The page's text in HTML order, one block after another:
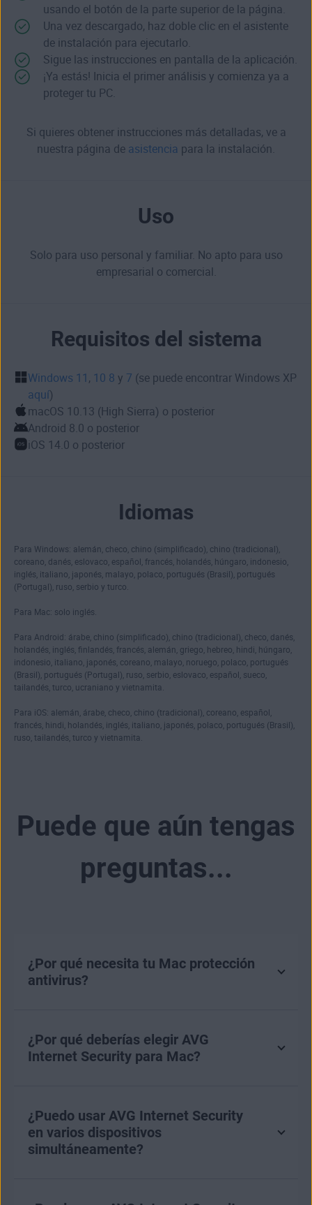
usando el botón de la parte superior de la página.
Una vez descargado, haz doble clic en el asistente
de instalación para ejecutarlo.
Sigue las instrucciones en pantalla de la aplicación.
¡Ya estás! Inicia el primer análisis y comienza ya a
proteger tu PC.
Si quieres obtener instrucciones más detalladas, ve a
nuestra página de asistencia para la instalación.
Uso
Solo para uso personal y familiar. No apto para uso
empresarial o comercial.
Requisitos del sistema
Windows 11 , 10 8 y 7 (se puede encontrar Windows XP
aquí)
macOS 10.13 (High Sierra) o posterior
Android 8.0 o posterior
iOS 14.0 o posterior
Idiomas
Para Windows: alemán, checo, chino (simplificado), chino (tradicional),
coreano, danés, eslovaco, español, francés, holandés, húngaro, indonesio,
inglés, italiano, japonés, malayo, polaco, portugués (Brasil), portugués
(Portugal), ruso, serbio y turco.
Para Mac: solo inglés.
Para Android: árabe, chino (simplificado), chino (tradicional), checo, danés,
holandés, inglés, finlandés, francés, alemán, griego, hebreo, hindi, húngaro,
indonesio, italiano, japonés, coreano, malayo, noruego, polaco, portugués
(Brasil), portugués (Portugal), ruso, serbio, eslovaco, español, sueco,
tailandés, turco, ucraniano y vietnamita.
Para iOS: alemán, árabe, checo, chino (tradicional), coreano, español,
francés, hindi, holandés, inglés, italiano, japonés, polaco, portugués (Brasil),
ruso, tailandés, turco y vietnamita.
Puede que aún tengas
preguntas...
¿Por qué necesita tu Mac protección
antivirus?
¿Por qué deberías elegir AVG
Internet Security para Mac?
¿Puedo usar AVG Internet Security
en varios dispositivos
simultáneamente?